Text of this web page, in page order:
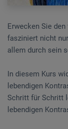
Erwecken Sie
fasziniert nicht
allem durch sein
In diesem Kurs
lebendigen
Schritt für Schritt
lebendigen